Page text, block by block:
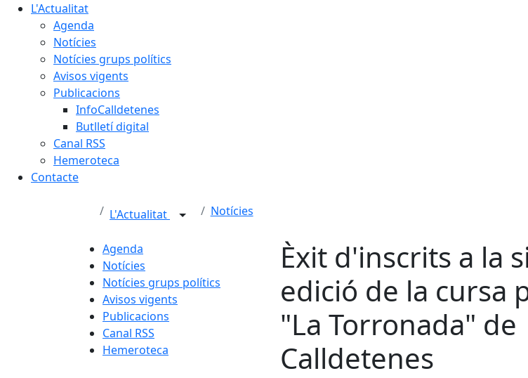
L'Actualitat
Agenda
Notícies
Notícies grups polítics
Avisos vigents
Publicacions
InfoCalldetenes
Butlletí digital
Canal RSS
Hemeroteca
Contacte
L'Actualitat Notícies
Agenda
Notícies
Notícies grups polítics
Avisos vigents
Publicacions
Canal RSS
Hemeroteca
Èxit d'inscrits a la
edició de la cursa
"La Torronada" de
Calldetenes